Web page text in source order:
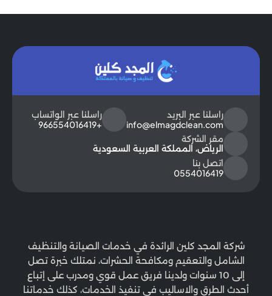
راسلنا عبر البريد
info@elmagdclean.com
راسلنا عبر الواتساب
+966554016419
مقر الشركة
الرياض، المملكة العربية السعودية
اتصل بنا
0554016419
شركة المجد كلين الرائدة في خدمات الصيانة والتنظيف
الشامل والتعقيم ومكافحة الحشرات، نمتلك خبرة تصل
إلى 10 سنوات ولدينا فريق عمل قوي ومدرب على إتباع
أحدث الطرق والاساليب في تنفيذ الخدمات، كذلك خدماتنا